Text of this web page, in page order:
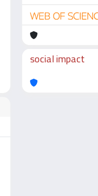
social impact